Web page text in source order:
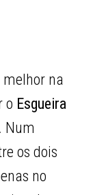
melhor na
o Esgueira
. Num
os dois
no